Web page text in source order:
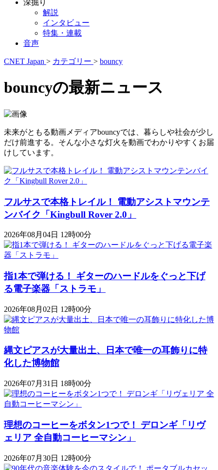
深掘り
解説
インタビュー
特集・連載
音声
CNET Japan > カテゴリー > bouncy
bouncyの最新ニュース
未来がともる動画メディアbouncyでは、暮らしや社会が少し
だけ前進する。そんな小さな灯火を動画でわかりやすくお届
けしています。
フルサスで本格トレイル！ 電動アシストマウンテ
ンバイク「Kingbull Rover 2.0」
2026年08月04日 12時00分
指1本で弾ける！ ギターのハードルをぐっと下げ
る電子楽器「ストラモ」
2026年08月02日 12時00分
縄文ピアスが大量出土、日本で唯一の耳飾りに特
化した博物館
2026年07月31日 18時00分
理想のコーヒーをボタン1つで！ デロンギ「リヴ
ェリア 全自動コーヒーマシン」
2026年07月30日 12時00分